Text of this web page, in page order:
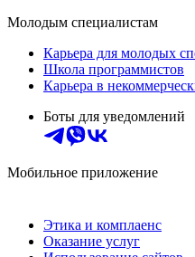
Молодым специалистам
Карьера для молодых
Школа программистов
Карьера в
Боты для уведомлений
Мобильное приложение
Этика и комплаенс
Оказание услуг